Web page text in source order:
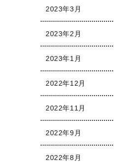
2023年3月
2023年2月
2023年1月
2022年12月
2022年11月
2022年9月
2022年8月